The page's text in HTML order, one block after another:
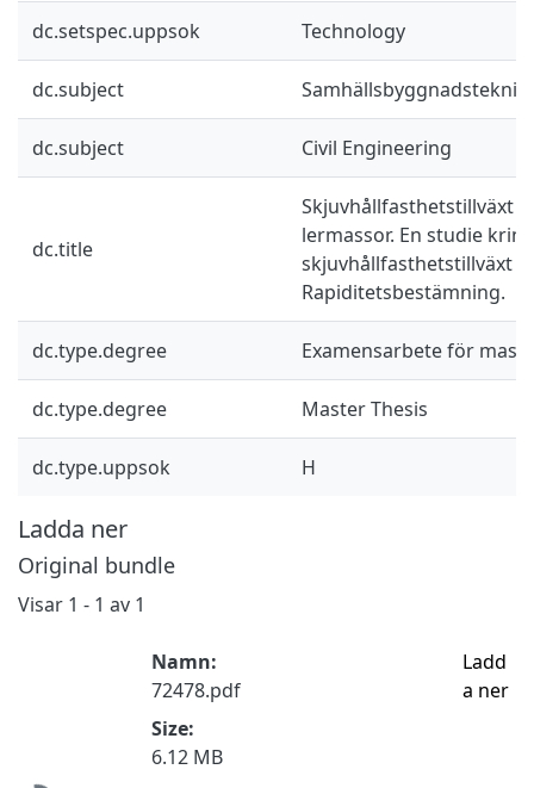
dc.setspec.uppsok Technology
dc.subject Samhällsbyggnadsteknik
dc.subject Civil Engineering
dc.title
Skjuvhållfasthetstillväxt
lermassor. En studie kring
skjuvhållfasthetstillväxt
Rapiditetsbestämning.
dc.type.degree Examensarbete för
dc.type.degree Master Thesis
dc.type.uppsok H
Ladda ner
Original bundle
Visar 1 - 1 av 1
Namn:
72478.pdf
Size:
6.12 MB
Ladd
a ner